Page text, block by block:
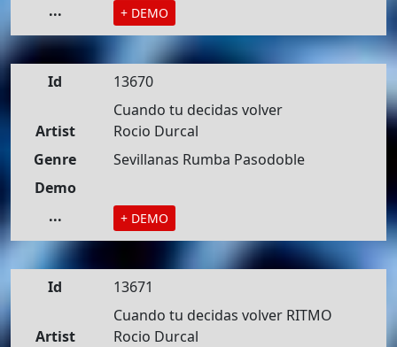
...
+ DEMO
Id
13670
Cuando tu decidas volver
Artist
Rocio Durcal
Genre
Sevillanas Rumba Pasodoble
Demo
...
+ DEMO
Id
13671
Cuando tu decidas volver RITMO
Artist
Rocio Durcal